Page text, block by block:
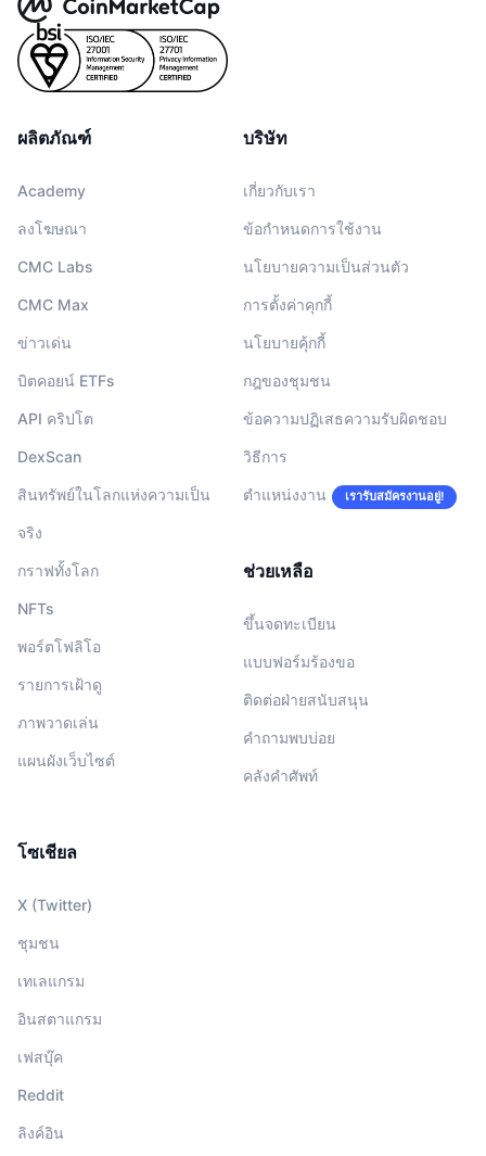
ผลิตภัณฑ์
Academy
ลงโฆษณา
CMC Labs
CMC Max
ข่าวเด่น
บิตคอยน์ ETFs
API คริปโต
DexScan
สินทรัพย์ในโลกแห่งความเป็น
จริง
กราฟทั้งโลก
NFTs
พอร์ตโฟลิโอ
รายการเฝ้าดู
ภาพวาดเล่น
แผนผังเว็บไซต์
บริษัท
เกี่ยวกับเรา
ข้อกำหนดการใช้งาน
นโยบายความเป็นส่วนตัว
การตั้งค่าคุกกี้
นโยบายคุ้กกี้
กฎของชุมชน
ข้อความปฏิเสธความรับผิดชอบ
วิธีการ
ตำแหน่งงาน เรารับสมัครงานอยู่!
ช่วยเหลือ
ขึ้นจดทะเบียน
แบบฟอร์มร้องขอ
ติดต่อฝ่ายสนับสนุน
คำถามพบบ่อย
คลังคำศัพท์
โซเชียล
X (Twitter)
ชุมชน
เทเลแกรม
อินสตาแกรม
เฟสบุ๊ค
Reddit
ลิงค์อิน